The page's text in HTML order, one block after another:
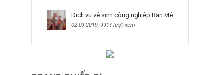
Dịch vụ vệ sinh công nghiệp Ban Mê
02-09-2019, 9913 lượt xem